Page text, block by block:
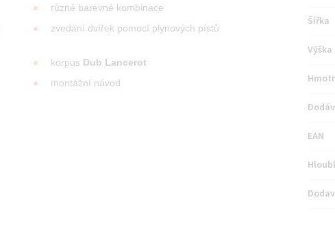
různé barevné kombinace
zvedání dvířek pomocí plynových pístů
korpus Dub Lancerot
montážní návod
Šířka
Výška
EAN